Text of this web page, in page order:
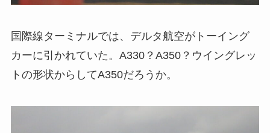
国際線ターミナルでは、デルタ航空がトーイング
カーに引かれていた。A330？A350？ウイングレッ
トの形状からしてA350だろうか。